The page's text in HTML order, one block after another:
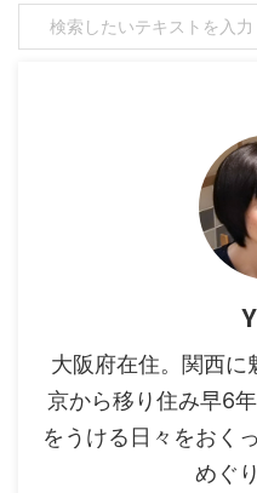
大阪府在住。関西
京から移り住み早6
をうける日々をおく
めぐ